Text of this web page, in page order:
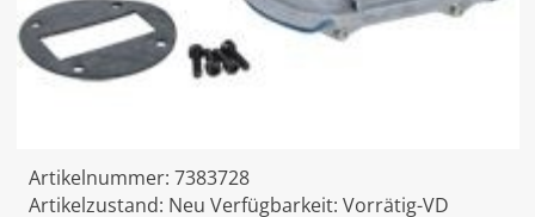
Artikelnummer: 7383728
Artikelzustand: Neu Verfügbarkeit: Vorrätig-VD